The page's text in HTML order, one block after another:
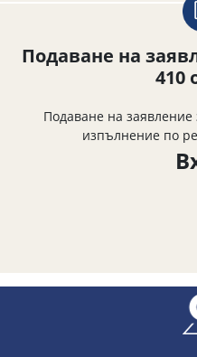
Подаване на
410
Подаване на заявление
изпълнение по